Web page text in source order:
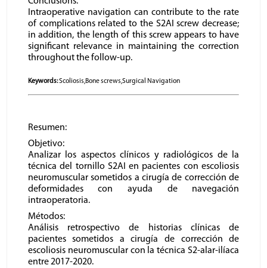
Intraoperative navigation can contribute to the rate
of complications related to the S2AI screw decrease;
in addition, the length of this screw appears to have
significant relevance in maintaining the correction
throughout the follow-up.
Keywords:Scoliosis,Bone screws,Surgical Navigation
Resumen:
Objetivo:
Analizar los aspectos clínicos y radiológicos de la
técnica del tornillo S2AI en pacientes con escoliosis
neuromuscular sometidos a cirugía de corrección de
deformidades con ayuda de navegación
intraoperatoria.
Métodos:
Análisis retrospectivo de historias clínicas de
pacientes sometidos a cirugía de corrección de
escoliosis neuromuscular con la técnica S2-alar-ilíaca
entre 2017-2020.